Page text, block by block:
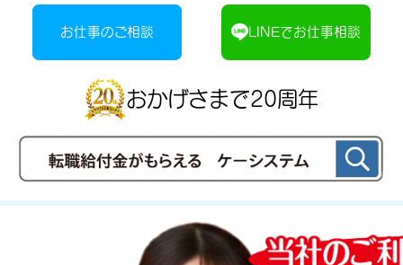
お仕事のご相談 LINEでお仕事相談
おかげさまで20周年